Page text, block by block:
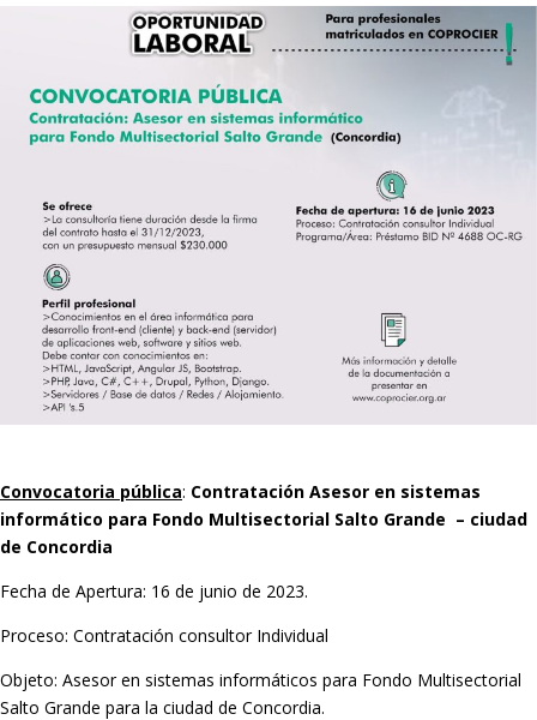
Convocatoria pública: Contratación Asesor en sistemas
informático para Fondo Multisectorial Salto Grande – ciudad
de Concordia
Fecha de Apertura: 16 de junio de 2023.
Proceso: Contratación consultor Individual
Objeto: Asesor en sistemas informáticos para Fondo Multisectorial
Salto Grande para la ciudad de Concordia.